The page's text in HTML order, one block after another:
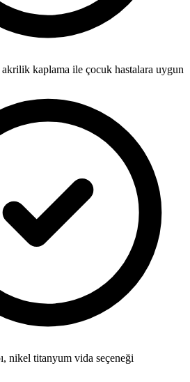
kaplama ile çocuk hastalara uygun
nikel titanyum vida seçeneği